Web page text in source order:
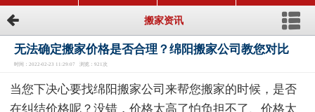
搬家资讯
无法确定搬家价格是否合理？绵阳搬家公司教您对比
时间：2022-02-23 11:29:07 浏览：921次
当您下决心要找绵阳搬家公司来帮您搬家的时候，是否
在纠结价格呢？没错，价格太高了怕负担不了、价格太